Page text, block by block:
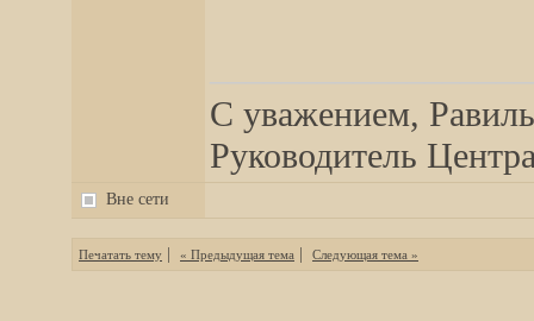
С уважением,
Руководитель
Вне сети
Печатать тему « Предыдущая тема Следующая тема »